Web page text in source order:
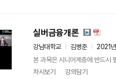
실버금융개론
강남대학교 김병준
2021
본 과목은 시니어계층에 반드시
차시보기
강의담기